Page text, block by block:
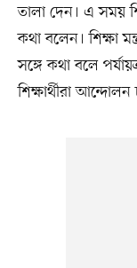
তালা দেন। এ সময়
কথা বলেন। শিক্ষা
সঙ্গে কথা বলে
শিক্ষার্থীরা